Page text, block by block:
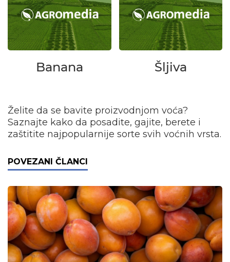
Banana Šljiva
Želite da se bavite proizvodnjom voća?
Saznajte kako da posadite, gajite, berete i
zaštitite najpopularnije sorte svih voćnih vrsta.
POVEZANI ČLANCI